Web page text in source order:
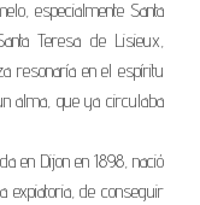
especialmente Santa
Teresa de Lisieux,
resonaría en el espíritu
alma, que ya circulaba
en Dijon en 1898, nació
expiatoria, de conseguir